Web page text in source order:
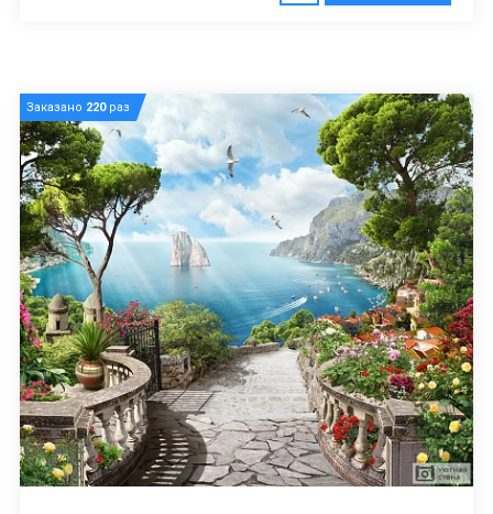
Заказано 220раз